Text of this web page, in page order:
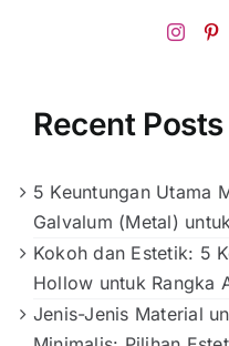
Recent Posts
5 Keuntungan Utama
Galvalum (Metal)
Kokoh dan Estetik: 5
Hollow untuk Rangka
Jenis-Jenis Material